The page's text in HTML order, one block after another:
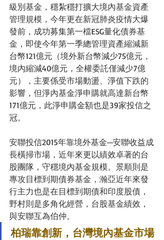
級別基金，穩紮穩打擴大境內基金資產
管理規模，今年更在新冠肺炎疫情大爆
發前，成功募集第一檔ESG量化債券基
金，即使今年第一季總管理資產縮減新
台幣121億元（境外新台幣減少75億元，
境內縮減40億元，全權委託僅減少7億
元），主要係受市場動盪、淨值下跌的
影響，但淨內基金淨申購就高達新台幣
171億元，此淨申購金額也是39家投信之
冠。
安聯投信2015年靠境外基金─安聯收益成
長橫掃市場，近年來更以績效卓著的台
股團隊，守穩境內基金規模。景順則是
專攻目標到期債券基金，瀚亞近年來發
行主力也是在目標到期債和印度股債，
野村則是多角化經營，台股基金績效，
與安聯互為伯仲。
柏瑞靠創新，台灣境內基金市場